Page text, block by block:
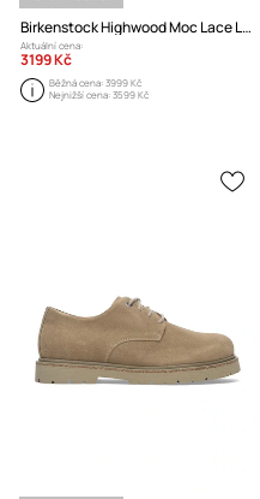
Birkenstock Highwood Moc Lace Low Polobotky dámské semišové
Aktuální cena:
3199 Kč
Běžná cena:3999 Kč
Nejnižší cena:3599 Kč